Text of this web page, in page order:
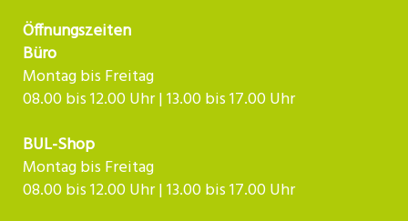
Öffnungszeiten
Büro
Montag bis Freitag
08.00 bis 12.00 Uhr | 13.00 bis 17.00 Uhr
BUL-Shop
Montag bis Freitag
08.00 bis 12.00 Uhr | 13.00 bis 17.00 Uhr